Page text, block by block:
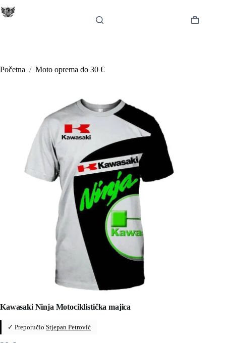
na
Košarica
Početna / Moto oprema do 30 €
Kawasaki Ninja Motociklistička majica
✓ Preporučio Stjepan Petrović